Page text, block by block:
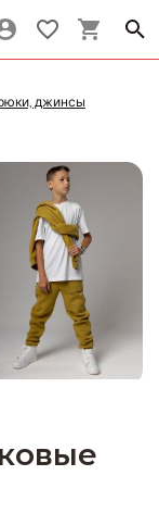
джинсы